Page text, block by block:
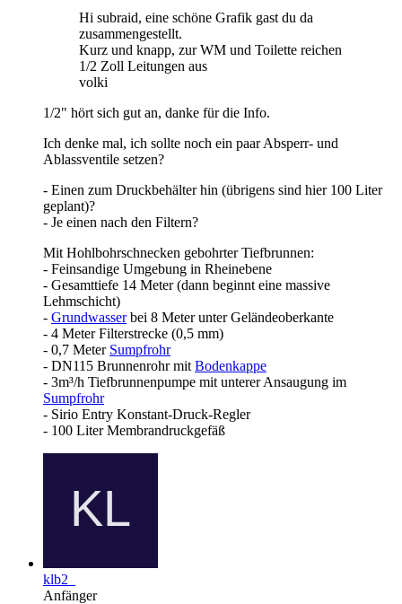
Hi subraid, eine schöne Grafik gast du da
zusammengestellt.
Kurz und knapp, zur WM und Toilette reichen
1/2 Zoll Leitungen aus
volki
1/2" hört sich gut an, danke für die Info.
Ich denke mal, ich sollte noch ein paar Absperr- und
Ablassventile setzen?
- Einen zum Druckbehälter hin (übrigens sind hier 100 Liter
geplant)?
- Je einen nach den Filtern?
Mit Hohlbohrschnecken gebohrter Tiefbrunnen:
- Feinsandige Umgebung in Rheinebene
- Gesamttiefe 14 Meter (dann beginnt eine massive
Lehmschicht)
- Grundwasserbei 8 Meter unter Geländeoberkante
- 4 Meter Filterstrecke (0,5 mm)
- 0,7 Meter Sumpfrohr
- DN115 Brunnenrohr mit Bodenkappe
- 3m³/h Tiefbrunnenpumpe mit unterer Ansaugung im
Sumpfrohr
- Sirio Entry Konstant-Druck-Regler
- 100 Liter Membrandruckgefäß
klb2_
Anfänger